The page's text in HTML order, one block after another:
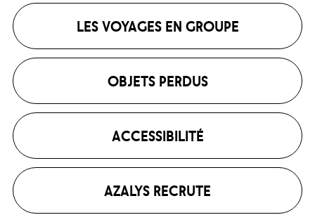
LES VOYAGES EN GROUPE
OBJETS PERDUS
ACCESSIBILITÉ
AZALYS RECRUTE